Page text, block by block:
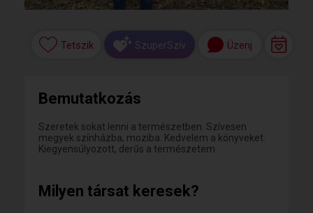
Tetszik SzuperSzív Üzenj
Bemutatkozás
Szeretek sokat lenni a természetben. Szívesen
megyek színházba, moziba. Kedvelem a könyveket.
Kiegyensúlyozott, derűs a természetem.
Milyen társat keresek?